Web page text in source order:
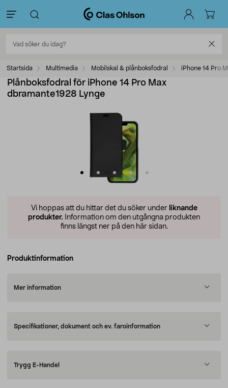
Startsida Multimedia Mobilskal & plånboksfodral iPhone 14 Pro
Plånboksfodral för iPhone 14 Pro Max
dbramante1928 Lynge
Vi hoppas att du hittar det du söker under liknande
produkter. Information om den utgångna produkten
finns längst ner på den här sidan.
Produktinformation
Mer information
Specifikationer, dokument och ev. faroinformation
Trygg E-Handel